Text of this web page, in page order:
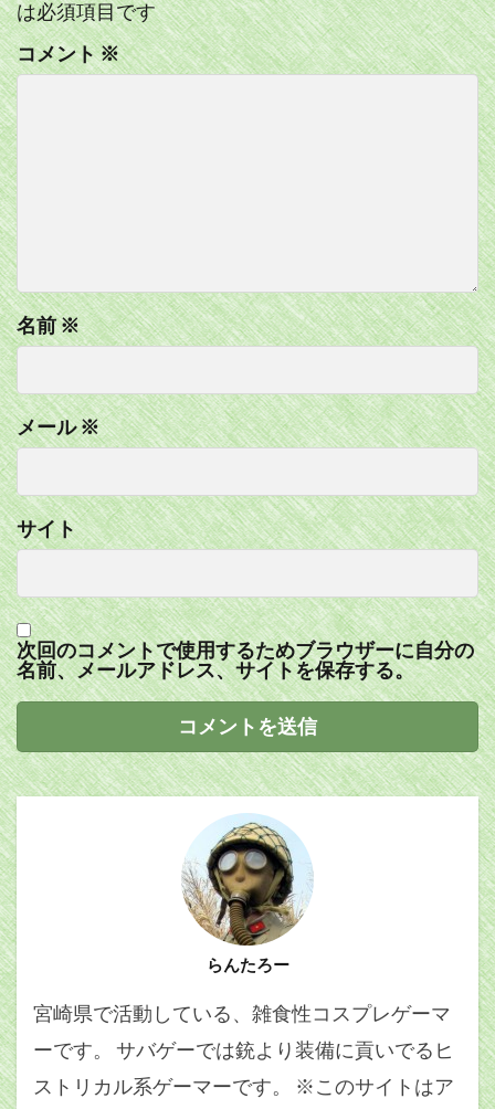
は必須項目です
コメント※
名前※
メール※
サイト
次回のコメントで使用するためブラウザーに自分の
名前、メールアドレス、サイトを保存する。
らんたろー
宮崎県で活動している、雑食性コスプレゲーマ
ーです。 サバゲーでは銃より装備に貢いでるヒ
ストリカル系ゲーマーです。 ※このサイトはア